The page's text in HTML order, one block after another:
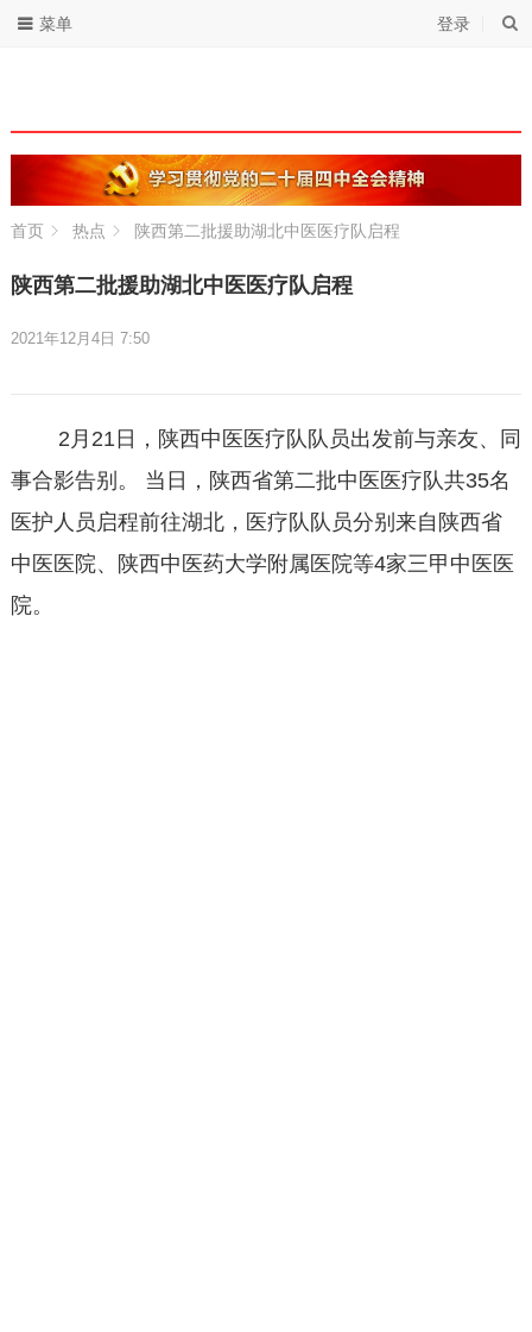
登录
菜单
首页 热点 陕西第二批援助湖北中医医疗队启程
陕西第二批援助湖北中医医疗队启程
2021年12月4日 7:50
2月21日，陕西中医医疗队队员出发前与亲友、同
事合影告别。 当日，陕西省第二批中医医疗队共35名
医护人员启程前往湖北，医疗队队员分别来自陕西省
中医医院、陕西中医药大学附属医院等4家三甲中医医
院。